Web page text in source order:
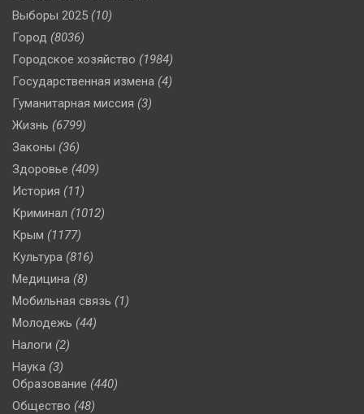
Выборы 2025 (10)
Город (8036)
Городское хозяйство (1984)
Государственная измена (4)
Гуманитарная миссия (3)
Жизнь (6799)
Законы (36)
Здоровье (409)
История (11)
Криминал (1012)
Крым (1177)
Культура (816)
Медицина (8)
Мобильная связь (1)
Молодежь (44)
Налоги (2)
Наука (3)
Образование (440)
Общество (48)